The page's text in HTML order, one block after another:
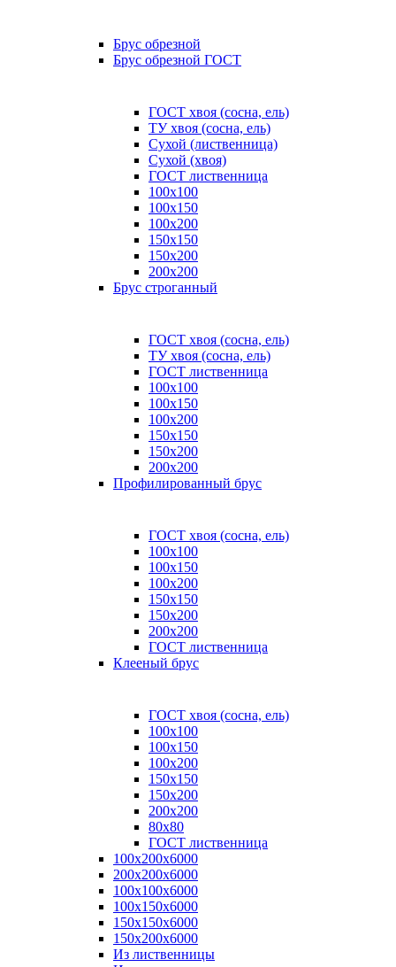
Брус обрезной
Брус обрезной ГОСТ
ГОСТ хвоя (сосна, ель)
ТУ хвоя (сосна, ель)
Сухой (лиственница)
Сухой (хвоя)
ГОСТ лиственница
100x100
100x150
100x200
150x150
150x200
200x200
Брус строганный
ГОСТ хвоя (сосна, ель)
ТУ хвоя (сосна, ель)
ГОСТ лиственница
100х100
100х150
100х200
150х150
150х200
200х200
Профилированный брус
ГОСТ хвоя (сосна, ель)
100x100
100x150
100x200
150x150
150x200
200x200
ГОСТ лиственница
Клееный брус
ГОСТ хвоя (сосна, ель)
100x100
100x150
100x200
150x150
150x200
200x200
80х80
ГОСТ лиственница
100х200х6000
200х200х6000
100х100х6000
100х150х6000
150х150х6000
150х200х6000
Из лиственницы